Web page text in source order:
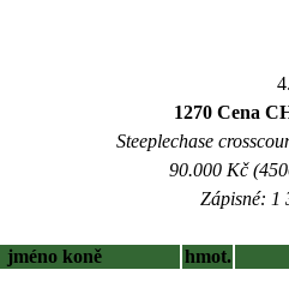
1270 Cena
Steeplechase
90.000 Kč
Zápisné: 1
jméno koně
hmot.